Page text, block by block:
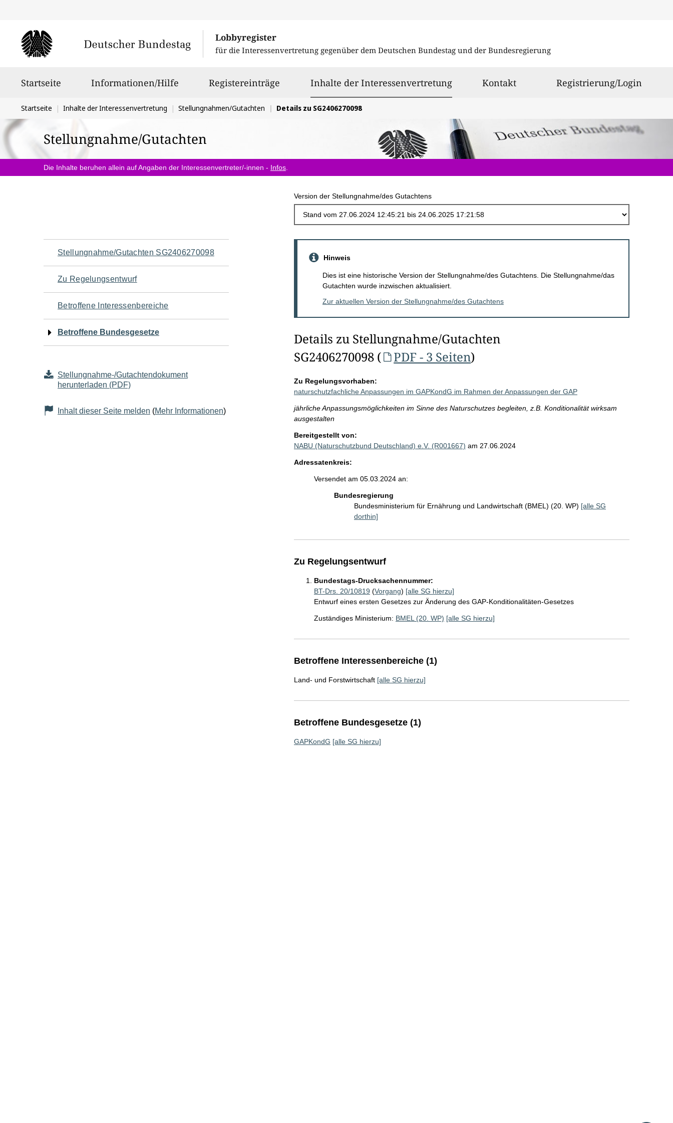
Lobbyregister
für die Interessenvertretung gegenüber dem Deutschen Bundestag und der Bundesregierung
Startseite Informationen/Hilfe Registereinträge Inhalte der Interessenvertretungausgewählt
Kontakt Registrierung/Login
Sie
befinden
sich
hier:
Startseite Inhalte der Interessenvertretung Stellungnahmen/Gutachten Details zu SG2406270098
Stellungnahme/Gutachten
Die Inhalte beruhen allein auf Angaben der Interessenvertreter/-innen - Infos
Version der Stellungnahme/des Gutachtens
Navigation
für
den
Seiteninhalt
Stellungnahme/Gutachten SG2406270098
Zu Regelungsentwurf
Betroffene Interessenbereiche
Betroffene Bundesgesetze
Stellungnahme-/Gutachtendokument
herunterladen (PDF)
Inhalt dieser Seite melden (Mehr Informationen)
Hinweis
Dies ist eine historische Version der Stellungnahme/des Gutachtens. Die Stellungnahme/das
Gutachten wurde inzwischen aktualisiert.
Zur aktuellen Version der Stellungnahme/des Gutachtens
Details zu Stellungnahme/Gutachten
SG2406270098 (
PDF - 3 Seiten)
Zu Regelungsvorhaben:
naturschutzfachliche Anpassungen im GAPKondG im Rahmen der Anpassungen der GAP
jährliche Anpassungsmöglichkeiten im Sinne des Naturschutzes begleiten, z.B. Konditionalität wirksam
ausgestalten
Bereitgestellt von:
NABU (Naturschutzbund Deutschland) e.V. (R001667) am 27.06.2024
Adressatenkreis:
Versendet am 05.03.2024 an:
Bundesregierung
Bundesministerium für Ernährung und Landwirtschaft (BMEL) (20. WP) [alle SG
dorthin]
Zu Regelungsentwurf
Bundestags-Drucksachennummer:
BT-Drs. 20/10819 (Vorgang) [alle SG hierzu]
Entwurf eines ersten Gesetzes zur Änderung des GAP-Konditionalitäten-Gesetzes
Zuständiges Ministerium: BMEL (20. WP) [alle SG hierzu]
Betroffene Interessenbereiche (1)
Land- und Forstwirtschaft [alle SG hierzu]
Betroffene Bundesgesetze (1)
GAPKondG [alle SG hierzu]